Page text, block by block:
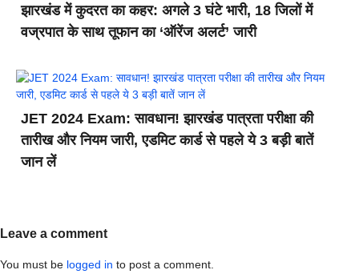
झारखंड में कुदरत का कहर: अगले 3 घंटे भारी, 18 जिलों में
वज्रपात के साथ तूफान का ‘ऑरेंज अलर्ट’ जारी
JET 2024 Exam: सावधान! झारखंड पात्रता परीक्षा की
तारीख और नियम जारी, एडमिट कार्ड से पहले ये 3 बड़ी बातें
जान लें
Leave a comment
You must be logged in to post a comment.